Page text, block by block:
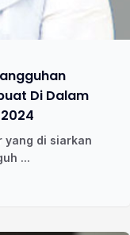
Di Dalam
yang di siarkan
...